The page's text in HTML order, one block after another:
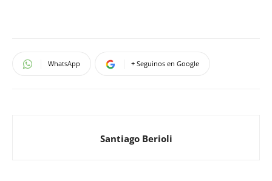
WhatsApp + Seguinos en Google
Santiago Berioli